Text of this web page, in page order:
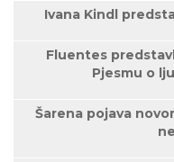
Ivana Kindl
Fluentes
Pjesmu o
Šarena pojava